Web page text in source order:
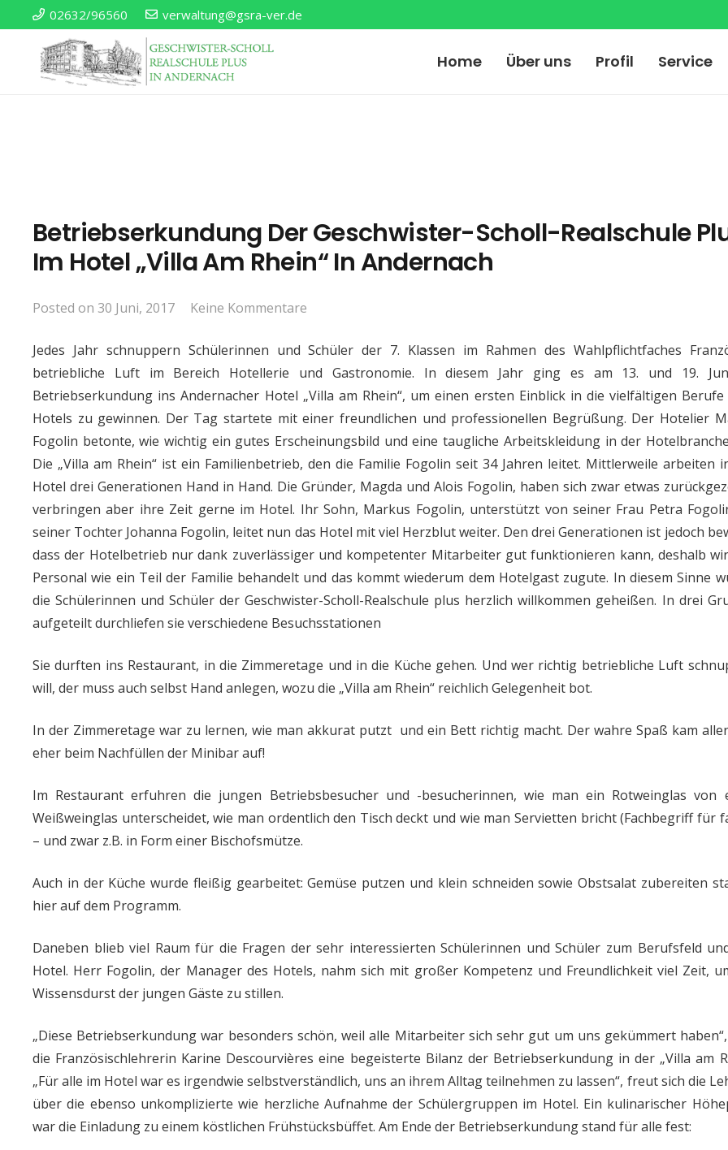
02632/96560 verwaltung@gsra-ver.de
Home Über uns Profil Service
Betriebserkundung Der Geschwister-Scholl-Realschule
Im Hotel „Villa Am Rhein“ In Andernach
Posted on 30 Juni, 2017 Keine Kommentare
Jedes Jahr schnuppern Schülerinnen und Schüler der 7. Klassen im Rahmen des Wahlpflichtfaches
betriebliche Luft im Bereich Hotellerie und Gastronomie. In diesem Jahr ging es am 13. und 19.
Betriebserkundung ins Andernacher Hotel „Villa am Rhein“, um einen ersten Einblick in die vielfältigen Berufe
Hotels zu gewinnen. Der Tag startete mit einer freundlichen und professionellen Begrüßung. Der Hotelier
Fogolin betonte, wie wichtig ein gutes Erscheinungsbild und eine taugliche Arbeitskleidung in der
Die „Villa am Rhein“ ist ein Familienbetrieb, den die Familie Fogolin seit 34 Jahren leitet. Mittlerweile arbeiten
Hotel drei Generationen Hand in Hand. Die Gründer, Magda und Alois Fogolin, haben sich zwar etwas
verbringen aber ihre Zeit gerne im Hotel. Ihr Sohn, Markus Fogolin, unterstützt von seiner Frau Petra
seiner Tochter Johanna Fogolin, leitet nun das Hotel mit viel Herzblut weiter. Den drei Generationen ist jedoch
dass der Hotelbetrieb nur dank zuverlässiger und kompetenter Mitarbeiter gut funktionieren kann, deshalb
Personal wie ein Teil der Familie behandelt und das kommt wiederum dem Hotelgast zugute. In diesem Sinne
die Schülerinnen und Schüler der Geschwister-Scholl-Realschule plus herzlich willkommen geheißen. In drei
aufgeteilt durchliefen sie verschiedene Besuchsstationen
Sie durften ins Restaurant, in die Zimmeretage und in die Küche gehen. Und wer richtig betriebliche Luft
will, der muss auch selbst Hand anlegen, wozu die „Villa am Rhein“ reichlich Gelegenheit bot.
In der Zimmeretage war zu lernen, wie man akkurat putzt und ein Bett richtig macht. Der wahre Spaß kam
eher beim Nachfüllen der Minibar auf!
Im Restaurant erfuhren die jungen Betriebsbesucher und -besucherinnen, wie man ein Rotweinglas von
Weißweinglas unterscheidet, wie man ordentlich den Tisch deckt und wie man Servietten bricht (Fachbegriff für
– und zwar z.B. in Form einer Bischofsmütze.
Auch in der Küche wurde fleißig gearbeitet: Gemüse putzen und klein schneiden sowie Obstsalat zubereiten
hier auf dem Programm.
Daneben blieb viel Raum für die Fragen der sehr interessierten Schülerinnen und Schüler zum Berufsfeld
Hotel. Herr Fogolin, der Manager des Hotels, nahm sich mit großer Kompetenz und Freundlichkeit viel Zeit,
Wissensdurst der jungen Gäste zu stillen.
„Diese Betriebserkundung war besonders schön, weil alle Mitarbeiter sich sehr gut um uns gekümmert
die Französischlehrerin Karine Descourvières eine begeisterte Bilanz der Betriebserkundung in der „Villa am
„Für alle im Hotel war es irgendwie selbstverständlich, uns an ihrem Alltag teilnehmen zu lassen“, freut sich die
über die ebenso unkomplizierte wie herzliche Aufnahme der Schülergruppen im Hotel. Ein kulinarischer
war die Einladung zu einem köstlichen Frühstücksbüffet. Am Ende der Betriebserkundung stand für alle fest: